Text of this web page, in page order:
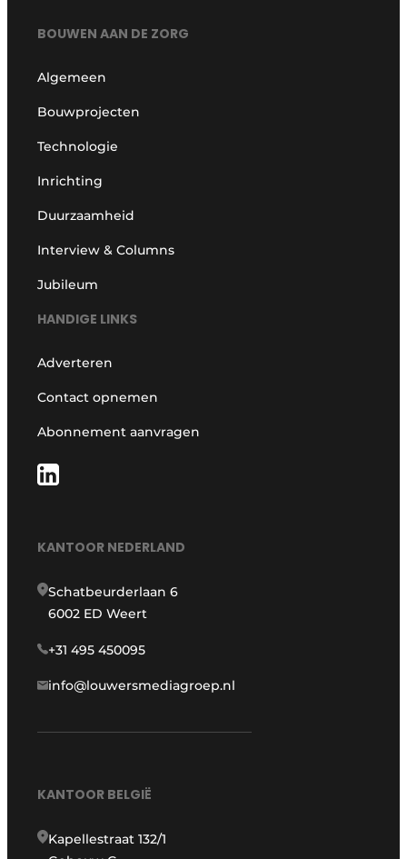
BOUWEN AAN DE ZORG
Algemeen
Bouwprojecten
Technologie
Inrichting
Duurzaamheid
Interview & Columns
Jubileum
HANDIGE LINKS
Adverteren
Contact opnemen
Abonnement aanvragen
KANTOOR NEDERLAND
Schatbeurderlaan 6
6002 ED Weert
+31 495 450095
info@louwersmediagroep.nl
KANTOOR BELGIË
Kapellestraat 132/1